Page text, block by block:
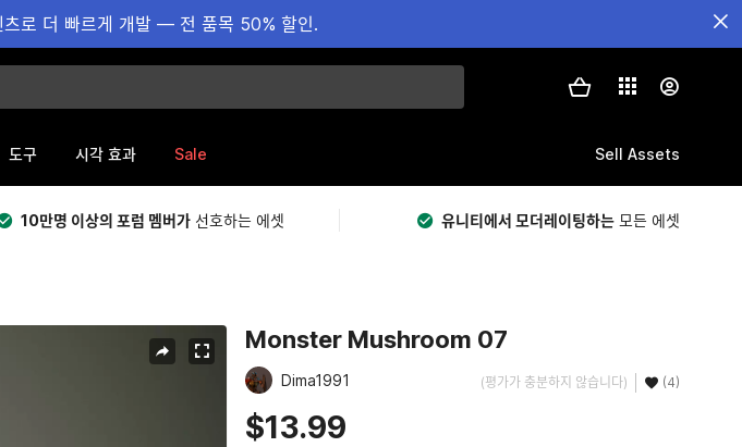
츠로 더 빠르게 개발 — 전 품목 50% 할인.
도구 시각 효과 Sale Sell Assets
10만명 이상의 포럼 멤버가 선호하는 에셋 유니티에서 모더레이팅하는 모든 에셋
Monster Mushroom 07
Dima1991 (평가가 충분하지 않습니다) (4)
$13.99